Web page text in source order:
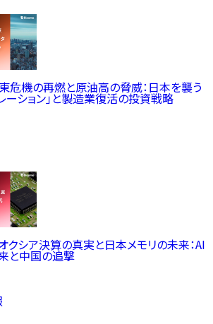
東危機の再燃と原油高の脅威：日本を襲う
ーション」と製造業復活の投資戦略
クシア決算の真実と日本メモリの未来：AI
と中国の追撃